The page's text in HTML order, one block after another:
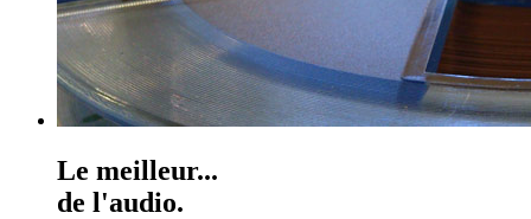
Le meilleur...
de l'audio.